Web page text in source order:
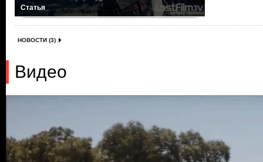
Статья
НОВОСТИ (3)
Видео